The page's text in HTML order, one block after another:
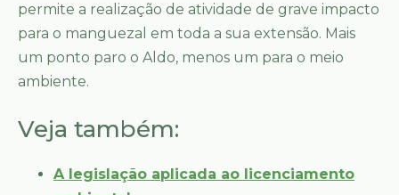
permite a realização de atividade de grave impacto
para o manguezal em toda a sua extensão. Mais
um ponto paro o Aldo, menos um para o meio
ambiente.
Veja também:
A legislação aplicada ao licenciamento